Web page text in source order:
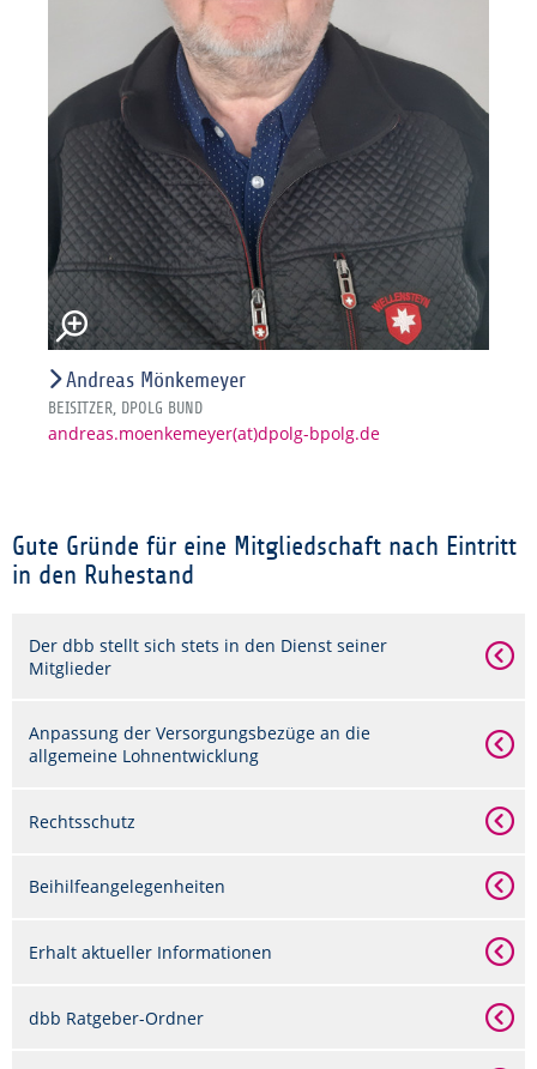
Andreas Mönkemeyer
BEISITZER, DPOLG BUND
andreas.moenkemeyer(at)dpolg-bpolg.de
Gute Gründe für eine Mitgliedschaft nach Eintritt
in den Ruhestand
Der dbb stellt sich stets in den Dienst seiner
Mitglieder
Anpassung der Versorgungsbezüge an die
allgemeine Lohnentwicklung
Rechtsschutz
Beihilfeangelegenheiten
Erhalt aktueller Informationen
dbb Ratgeber-Ordner